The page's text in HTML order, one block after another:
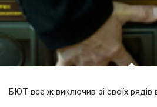
БЮТ все ж виключив зі своїх рядів